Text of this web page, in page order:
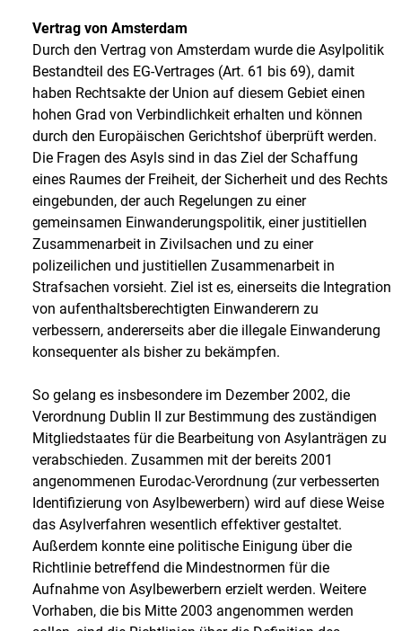
Vertrag von Amsterdam
Durch den Vertrag von Amsterdam wurde die Asylpolitik
Bestandteil des EG-Vertrages (Art. 61 bis 69), damit
haben Rechtsakte der Union auf diesem Gebiet einen
hohen Grad von Verbindlichkeit erhalten und können
durch den Europäischen Gerichtshof überprüft werden.
Die Fragen des Asyls sind in das Ziel der Schaffung
eines Raumes der Freiheit, der Sicherheit und des Rechts
eingebunden, der auch Regelungen zu einer
gemeinsamen Einwanderungspolitik, einer justitiellen
Zusammenarbeit in Zivilsachen und zu einer
polizeilichen und justitiellen Zusammenarbeit in
Strafsachen vorsieht. Ziel ist es, einerseits die Integration
von aufenthaltsberechtigten Einwanderern zu
verbessern, andererseits aber die illegale Einwanderung
konsequenter als bisher zu bekämpfen.
So gelang es insbesondere im Dezember 2002, die
Verordnung Dublin II zur Bestimmung des zuständigen
Mitgliedstaates für die Bearbeitung von Asylanträgen zu
verabschieden. Zusammen mit der bereits 2001
angenommenen Eurodac-Verordnung (zur verbesserten
Identifizierung von Asylbewerbern) wird auf diese Weise
das Asylverfahren wesentlich effektiver gestaltet.
Außerdem konnte eine politische Einigung über die
Richtlinie betreffend die Mindestnormen für die
Aufnahme von Asylbewerbern erzielt werden. Weitere
Vorhaben, die bis Mitte 2003 angenommen werden